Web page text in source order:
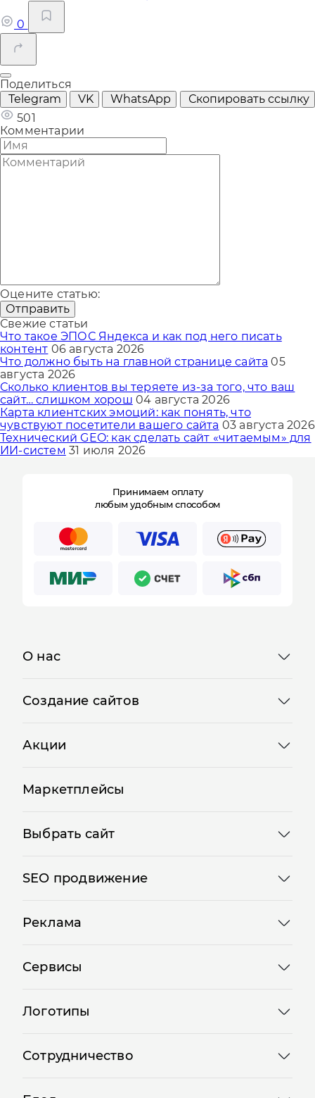
0
Поделиться
Telegram
VK WhatsApp
Скопировать ссылку
501
Комментарии
Оцените статью:
Отправить
Свежие статьи
Что такое ЭПОС Яндекса и как под него писать
контент 06 августа 2026
Что должно быть на главной странице сайта 05
августа 2026
Сколько клиентов вы теряете из-за того, что ваш
сайт… слишком хорош 04 августа 2026
Карта клиентских эмоций: как понять, что
чувствуют посетители вашего сайта 03 августа 2026
Технический GEO: как сделать сайт «читаемым» для
ИИ-систем 31 июля 2026
Принимаем оплату
любым удобным способом
О нас
Создание сайтов
Акции
Маркетплейсы
Выбрать сайт
SEO продвижение
Реклама
Сервисы
Логотипы
Сотрудничество